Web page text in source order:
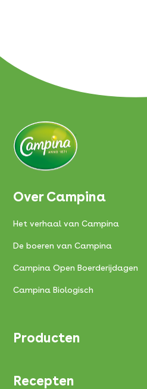
Over Campina
Het verhaal van Campina
De boeren van Campina
Campina Open Boerderijdagen
Campina Biologisch
Producten
Recepten